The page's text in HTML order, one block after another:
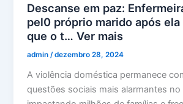
Descanse em paz:
pel0 próprio marido após
que o t… Ver mais
admin /dezembro 28, 2024
A violência doméstica permanece
questões sociais mais alarmantes no